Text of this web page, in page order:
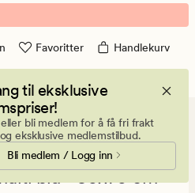
Favoritter Handlekurv
til eksklusive
bli medlem for å få fri frakt
eksklusive medlemstilbud.
Bli medlem / Logg inn
2
en
5
blå - 50x70 cm